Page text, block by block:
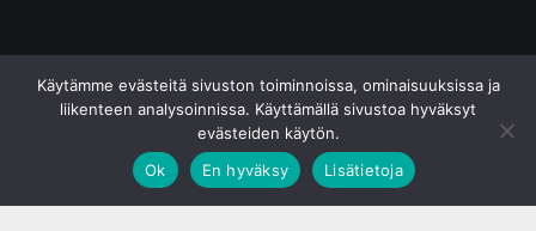
Käytämme evästeitä sivuston toiminnoissa, ominaisuuksissa ja
liikenteen analysoinnissa. Käyttämällä sivustoa hyväksyt
evästeiden käytön.
Ok
En hyväksy Lisätietoja